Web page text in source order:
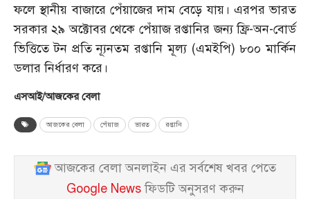
ফলে স্থানীয় বাজারে পেঁয়াজের দাম বেড়ে যায়। এরপর ভারত
সরকার ২৯ অক্টোবর থেকে পেঁয়াজ রপ্তানির জন্য ফ্রি-অন-বোর্ড
ভিত্তিতে টন প্রতি ন্যূনতম রপ্তানি মূল্য (এমইপি) ৮০০ মার্কিন
ডলার নির্ধারণ করে।
এসআই/আজকের বেলা
আজকের বেলা পেঁয়াজ ভারত রপ্তানি
আজকের বেলা অনলাইন এর সর্বশেষ খবর পেতে
Google Newsফিডটি অনুসরণ করুন